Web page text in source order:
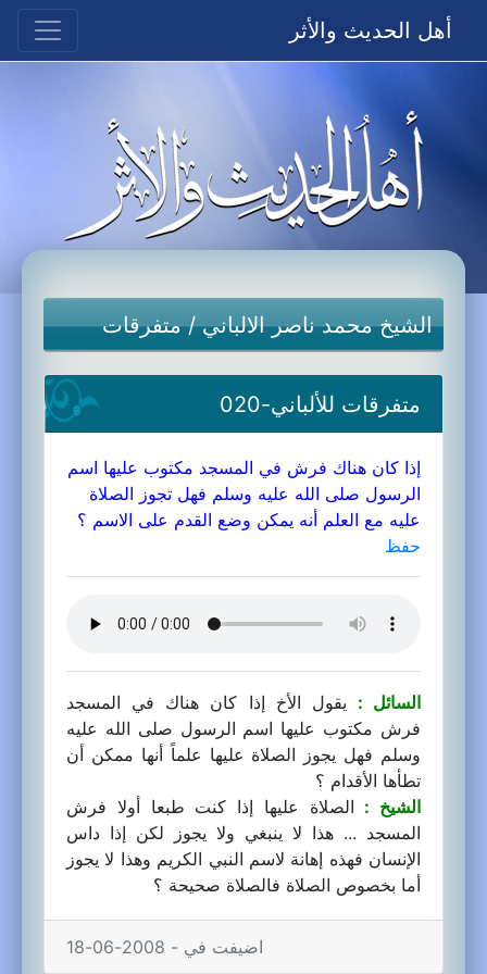
أهل الحديث والأثر
الشيخ محمد ناصر الالباني/متفرقات
متفرقات للألباني-020
إذا كان هناك فرش في المسجد مكتوب عليها اسم
الرسول صلى الله عليه وسلم فهل تجوز الصلاة
عليه مع العلم أنه يمكن وضع القدم على الاسم ؟
حفظ
السائل : يقول الأخ إذا كان هناك في المسجد
فرش مكتوب عليها اسم الرسول صلى الله عليه
وسلم فهل يجوز الصلاة عليها علماً أنها ممكن أن
تطأها الأقدام ؟
الشيخ : الصلاة عليها إذا كنت طبعا أولا فرش
المسجد ... هذا لا ينبغي ولا يجوز لكن إذا داس
الإنسان فهذه إهانة لاسم النبي الكريم وهذا لا يجوز
أما بخصوص الصلاة فالصلاة صحيحة ؟
اضيفت في - 2008-06-18